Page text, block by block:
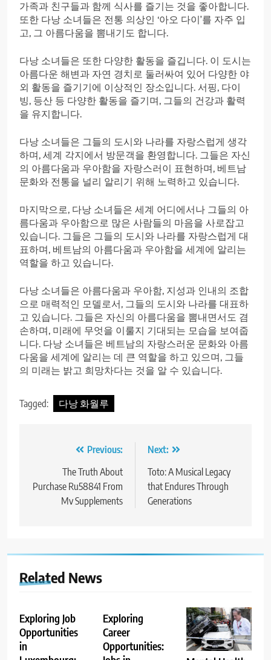
가족과 친구들과 함께 식사를 즐기는 것을 좋아합니다.
또한 다낭 소녀들은 전통 의상인 ‘아오 다이’를 자주 입
고, 그 아름다움을 뽐내기도 합니다.
다낭 소녀들은 또한 다양한 활동을 즐깁니다. 이 도시는
아름다운 해변과 자연 경치로 둘러싸여 있어 다양한 야
외 활동을 즐기기에 이상적인 장소입니다. 서핑, 다이
빙, 등산 등 다양한 활동을 즐기며, 그들의 건강과 활력
을 유지합니다.
다낭 소녀들은 그들의 도시와 나라를 자랑스럽게 생각
하며, 세계 각지에서 방문객을 환영합니다. 그들은 자신
의 아름다움과 우아함을 자랑스러이 표현하며, 베트남
문화와 전통을 널리 알리기 위해 노력하고 있습니다.
마지막으로, 다낭 소녀들은 세계 어디에서나 그들의 아
름다움과 우아함으로 많은 사람들의 마음을 사로잡고
있습니다. 그들은 그들의 도시와 나라를 자랑스럽게 대
표하며, 베트남의 아름다움과 우아함을 세계에 알리는
역할을 하고 있습니다.
다낭 소녀들은 아름다움과 우아함, 지성과 인내의 조합
으로 매력적인 모델로서, 그들의 도시와 나라를 대표하
고 있습니다. 그들은 자신의 아름다움을 뽐내면서도 겸
손하며, 미래에 무엇을 이룰지 기대되는 모습을 보여줍
니다. 다낭 소녀들은 베트남의 자랑스러운 문화와 아름
다움을 세계에 알리는 데 큰 역할을 하고 있으며, 그들
의 미래는 밝고 희망차다는 것을 알 수 있습니다.
Tagged: 다낭 화월루
navigation
Previous:
The Truth About
Purchase Ru58841 From
Mv Supplements
Next:
Toto: A Musical Legacy
that Endures Through
Generations
Related News
Exploring Job
Opportunities
in
Exploring
Career
Opportunities: